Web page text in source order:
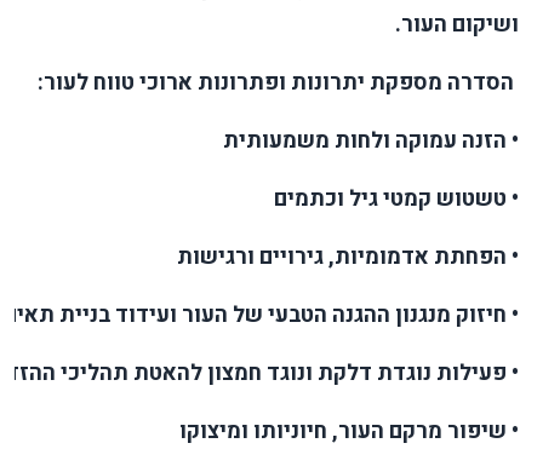
ושיקום העור.
הסדרה מספקת יתרונות ופתרונות ארוכי טווח לעור:
• הזנה עמוקה ולחות משמעותית
• טשטוש קמטי גיל וכתמים
• הפחתת אדמומיות, גירויים ורגישות
• חיזוק מנגנון ההגנה הטבעי של העור ועידוד בניית תאים
• פעילות נוגדת דלקת ונוגד חמצון להאטת תהליכי
• שיפור מרקם העור, חיוניותו ומיצוקו